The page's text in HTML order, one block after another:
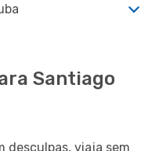
Santiago
desculpas, viaja sem